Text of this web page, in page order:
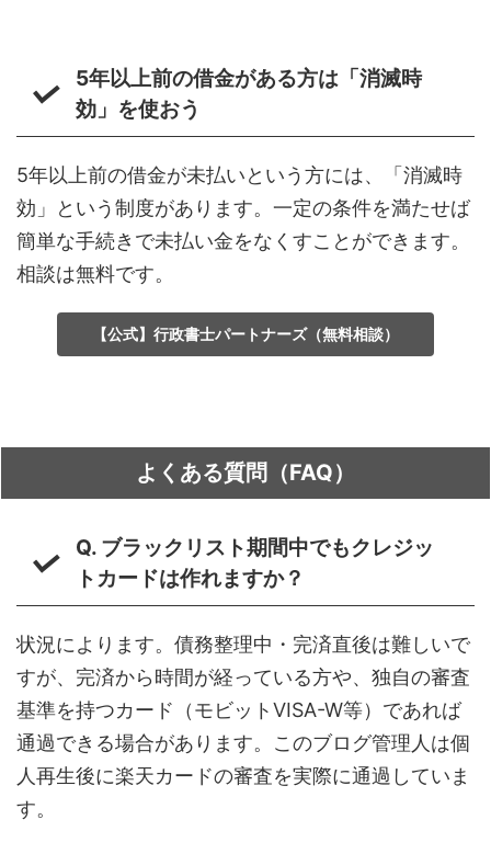
5年以上前の借金がある方は「消滅時
効」を使おう
5年以上前の借金が未払いという方には、「消滅時
効」という制度があります。一定の条件を満たせば
簡単な手続きで未払い金をなくすことができます。
相談は無料です。
【公式】行政書士パートナーズ（無料相談）
よくある質問（FAQ）
Q. ブラックリスト期間中でもクレジッ
トカードは作れますか？
状況によります。債務整理中・完済直後は難しいで
すが、完済から時間が経っている方や、独自の審査
基準を持つカード（モビットVISA-W等）であれば
通過できる場合があります。このブログ管理人は個
人再生後に楽天カードの審査を実際に通過していま
す。